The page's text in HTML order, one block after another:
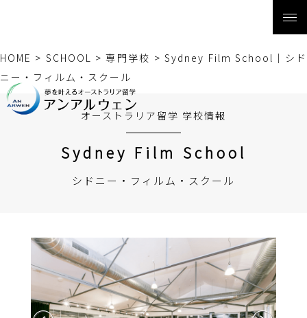
HOME > SCHOOL >専門学校 >Sydney Film School｜シド
ニー・フィルム・スクール
オーストラリア留学 学校情報
Sydney Film School
シドニー・フィルム・スクール